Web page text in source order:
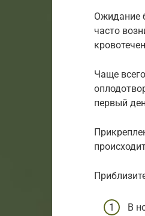
Ожидание
часто
Чаще
первый
В